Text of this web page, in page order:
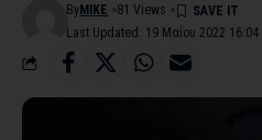
Last Updated: 19 Μαΐου 2022 16:04
By MIKE 81 Views